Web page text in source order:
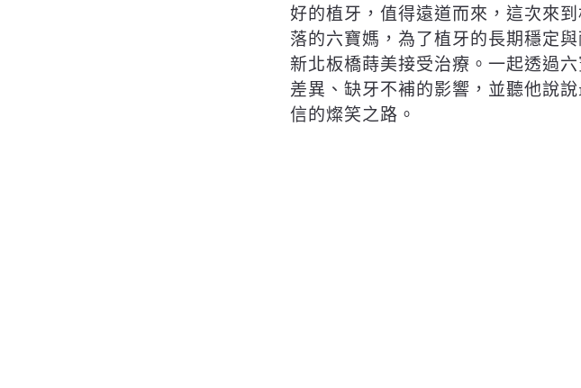
好的植牙，值得遠道而來，這次來
落的六寶媽，為了植牙的長期穩定
新北板橋蒔美接受治療。一起透過
差異、缺牙不補的影響，並聽他說
信的燦笑之路。